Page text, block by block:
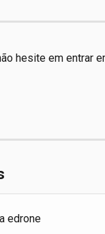
hesite em entrar
edrone